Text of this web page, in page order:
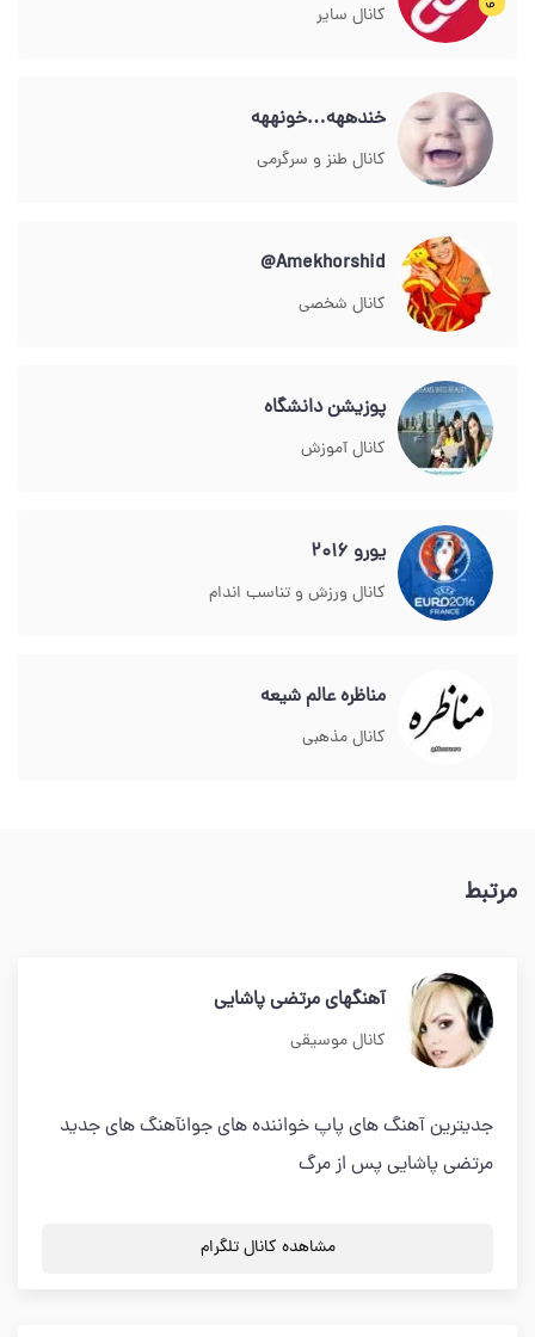
کانال سایر
خندههه…خونههه
کانال طنز و سرگرمی
Amekhorshid@
کانال شخصی
پوزیشن دانشگاه
کانال آموزش
یورو 2016
کانال ورزش و تناسب اندام
مناظره عالم شیعه
کانال مذهبی
مرتبط
آهنگهای مرتضی پاشایی
کانال موسیقی
جدیترین آهنگ های پاپ خواننده های جوانآهنگ های جدید
مرتضی پاشایی پس از مرگ
مشاهده کانال تلگرام